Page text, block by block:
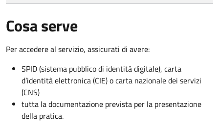
Cosa serve
Per accedere al servizio, assicurati di avere:
SPID (sistema pubblico di identità digitale), carta
d’identità elettronica (CIE) o carta nazionale dei servizi
(CNS)
tutta la documentazione prevista per la presentazione
della pratica.